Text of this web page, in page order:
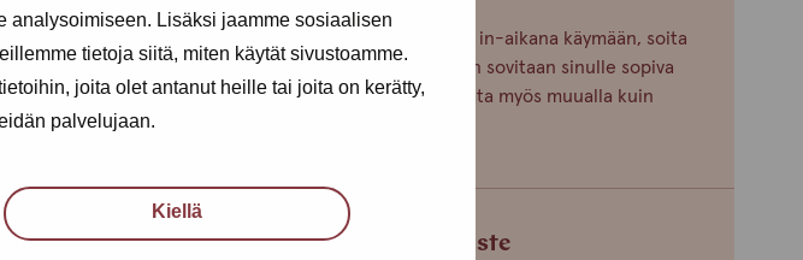
analysoimiseen. Lisäksi jaamme sosiaalisen
tietoja siitä, miten käytät sivustoamme.
joita olet antanut heille tai joita on kerätty,
palvelujaan.
Kiellä
Jos et pääse drop in-aikana käymään, soita
tai laita viestiä niin sovitaan sinulle sopiva
aika! Voimme tavata myös muualla kuin
Turun toimipiste